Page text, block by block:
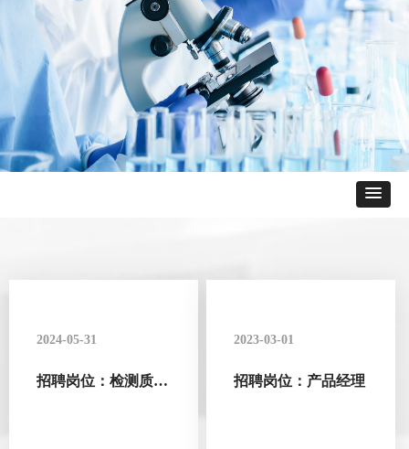
2024-05-31
招聘岗位：检测质量
2023-03-01
招聘岗位：产品经理